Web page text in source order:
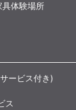
体験場所
ービス付き)
ス